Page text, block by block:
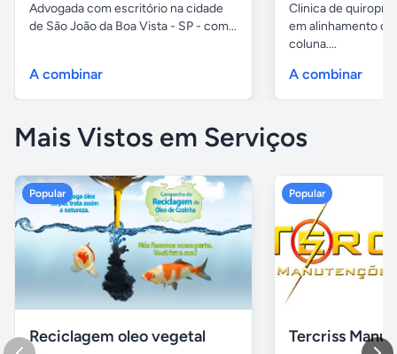
Advogada com escritório na cidade
de São João da Boa Vista - SP - com...
A combinar
Clinica de
em alinhamento
coluna....
A combinar
Mais Vistos em Serviços
Popular
Reciclagem oleo vegetal
Popular